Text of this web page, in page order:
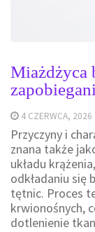
Miażdżyca
4 CZERWCA, 2026
Przyczyny i
znana także
układu
odkładaniu się
tętnic. Proces
krwionośnych,
dotlenienie